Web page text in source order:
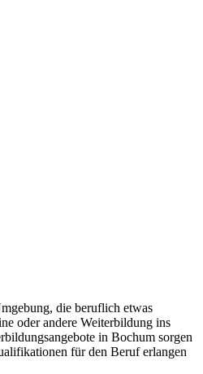
die beruflich etwas
oder andere Weiterbildung ins
in Bochum sorgen
für den Beruf erlangen